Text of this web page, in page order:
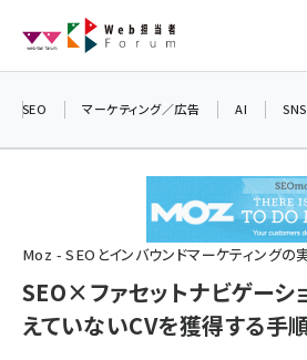
ン
seo (3532)
ai (2814)
youtube (2441)
SEO マーケティング／広告 AI SNS
Moz - SEOとインバウンドマーケティングの
SEO×ファセットナビゲーショ
えていないCVを獲得する手